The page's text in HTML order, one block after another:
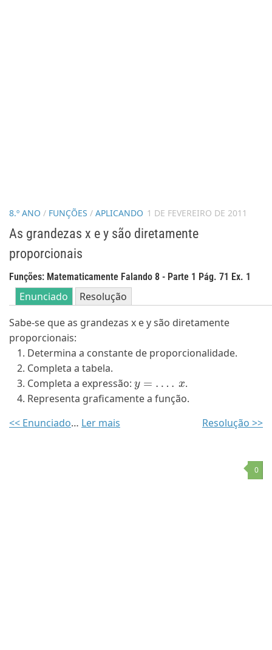
8.º ANO / FUNÇÕES / APLICANDO 1 DE FEVEREIRO DE 2011
As grandezas x e y são diretamente
proporcionais
Funções: Matematicamente Falando 8 - Parte 1 Pág. 71 Ex. 1
Enunciado
Resolução
Sabe-se que as grandezas x e y são diretamente
proporcionais:
Determina a constante de proporcionalidade.
Completa a tabela.
Completa a expressão:
.
Representa graficamente a função.
Resolução >>
<< Enunciado… Ler mais
0